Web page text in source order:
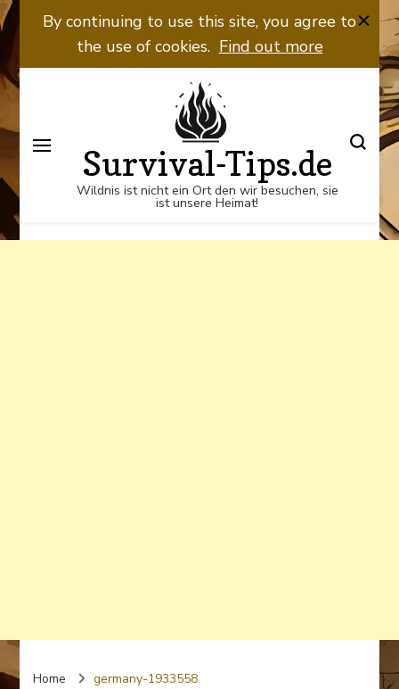
Wildnis ist nicht ein Ort den wir
besuchen, sie ist unsere Heimat!
By continuing to use this site, you agree to
the use of cookies. Find out more
Survival-Tips.de
Wildnis ist nicht ein Ort den wir besuchen, sie
ist unsere Heimat!
Home germany-1933558